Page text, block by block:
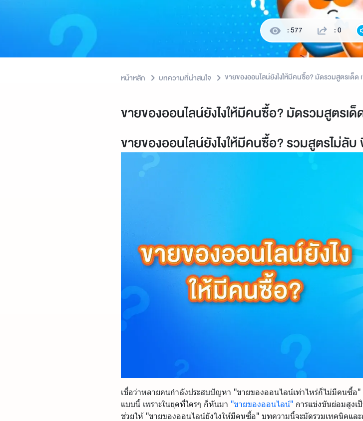
: 577 : 0
หน้าหลัก บทความที่น่าสนใจ ขายของออนไลน์ยังไงให้มีคนซื้อ? มัดรวมสูตรเด็ด
ขายของออนไลน์ยังไงให้มีคนซื้อ? มัดรวมสูตรเ
ขายของออนไลน์ยังไงให้มีคนซื้อ? รวมสูตรไม่ลั
เชื่อว่าหลายคนกำลังประสบปัญหา "ขายของออนไลน์เท่าไหร่ก็ไม่มีคนซื้อ"
แบบนี้ เพราะในยุคที่ใครๆ ก็หันมา "ขายของออนไลน์" การแข่งขันย่อมสูงเ
ช่วยให้ "ขายของออนไลน์ยังไงให้มีคนซื้อ" บทความนี้จะมัดรวมเทคนิคแล